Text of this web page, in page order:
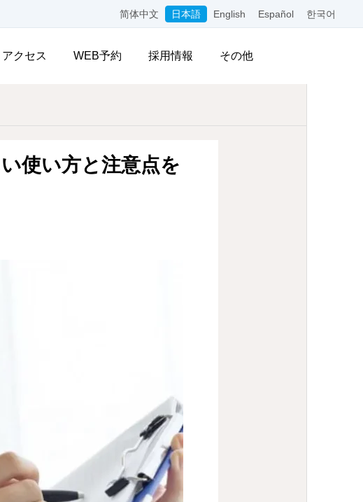
简体中文 日本語 English Español 한국어
アクセス WEB予約 採用情報 その他
使い方と注意点を